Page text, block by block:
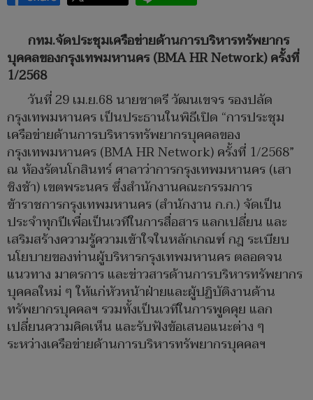
กทม.จัดประชุมเครือข่ายด้านการบริหารทรัพยากร
บุคคลของกรุงเทพมหานคร (BMA HR Network) ครั้งที่
1/2568
วันที่ 29 เม.ย.68 นายชาตรี วัฒนเขจร รองปลัด
กรุงเทพมหานคร เป็นประธานในพิธีเปิด “การประชุม
เครือข่ายด้านการบริหารทรัพยากรบุคคลของ
กรุงเทพมหานคร (BMA HR Network) ครั้งที่ 1/2568”
ณ ห้องรัตนโกสินทร์ ศาลาว่าการกรุงเทพมหานคร (เสา
ชิงช้า) เขตพระนคร ซึ่งสำนักงานคณะกรรมการ
ข้าราชการกรุงเทพมหานคร (สำนักงาน ก.ก.) จัดเป็น
ประจำทุกปีเพื่อเป็นเวทีในการสื่อสาร แลกเปลี่ยน และ
เสริมสร้างความรู้ความเข้าใจในหลักเกณฑ์ กฎ ระเบียบ
นโยบายของท่านผู้บริหารกรุงเทพมหานคร ตลอดจน
แนวทาง มาตรการ และข่าวสารด้านการบริหารทรัพยากร
บุคคลใหม่ ๆ ให้แก่หัวหน้าฝ่ายและผู้ปฏิบัติงานด้าน
ทรัพยากรบุคคลฯ รวมทั้งเป็นเวทีในการพูดคุย แลก
เปลี่ยนความคิดเห็น และรับฟังข้อเสนอแนะต่าง ๆ
ระหว่างเครือข่ายด้านการบริหารทรัพยากรบุคคลฯ